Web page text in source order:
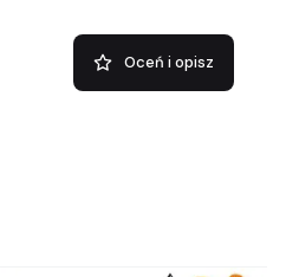
Oceń i opisz